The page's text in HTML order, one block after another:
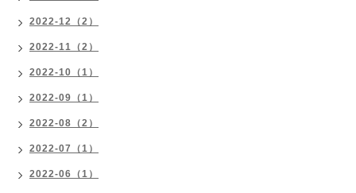
2022-12（2）
2022-11（2）
2022-10（1）
2022-09（1）
2022-08（2）
2022-07（1）
2022-06（1）